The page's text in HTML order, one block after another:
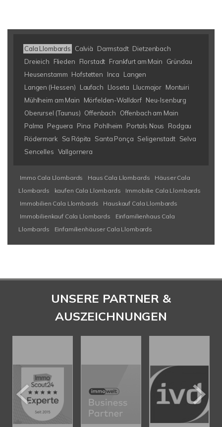
Cala Llombards Calvià Darmstadt Dietzenbach
Dreieich
Flieden Florstadt Frankfurt am Main
Gründau
Heusenstamm Hofstetten Inca
Langen
Langen (Hessen)
Laufach Lloseta Llucmajor Montuiri
Mühlheim am Main
Mörfelden-Walldorf Neu-Isenburg
Oberursel (Taunus) Offenbach
Offenbach am Main
Palma
Peguera Pina Pohlheim Portals Nous
Rodgau
Rödermark
Sa Rápita Santa Ponça Seligenstadt Selva
Sencelles Vallgornera
Immo Cala Llombards Haus Cala Llombards
Häuser Cala
Llombards
kaufen Cala Llombards
Immobilie Cala Llombards
Immobilien Cala Llombards
Hauskauf Cala Llombards
Immobilienkauf Cala Llombards
Einfamilienhaus Cala
Llombards
Einfamilienhäuser Cala Llombards
UNSERE PARTNER &
AUSZEICHNUNGEN